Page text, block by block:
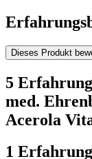
Dieses Produkt
5
med.
Acerola
1